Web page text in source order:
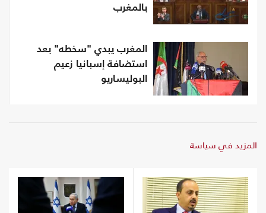
بالمغرب
المغرب يبدي "سخطه" بعد
استضافة إسبانيا زعيم
البوليساريو
المزيد في سياسة